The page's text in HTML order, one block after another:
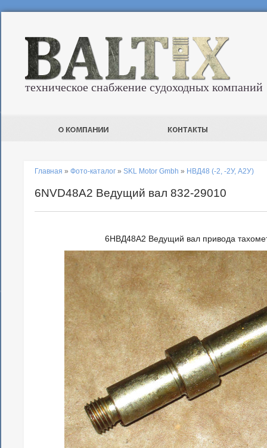
техническое снабжение судоходных компаний
Главная » Фото-каталог » SKL Motor Gmbh » НВД48 (-2, -2У, А2У)
6NVD48A2 Ведущий вал 832-29010
6НВД48А2 Ведущий вал привода